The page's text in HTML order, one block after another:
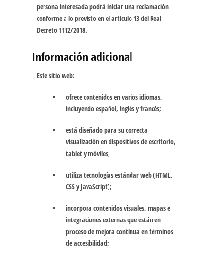
persona interesada podrá iniciar una reclamación
conforme a lo previsto en el artículo 13 del Real
Decreto 1112/2018.
Información adicional
Este sitio web:
ofrece contenidos en varios idiomas,
incluyendo español, inglés y francés;
está diseñado para su correcta
visualización en dispositivos de escritorio,
tablet y móviles;
utiliza tecnologías estándar web (HTML,
CSS y JavaScript);
incorpora contenidos visuales, mapas e
integraciones externas que están en
proceso de mejora continua en términos
de accesibilidad;